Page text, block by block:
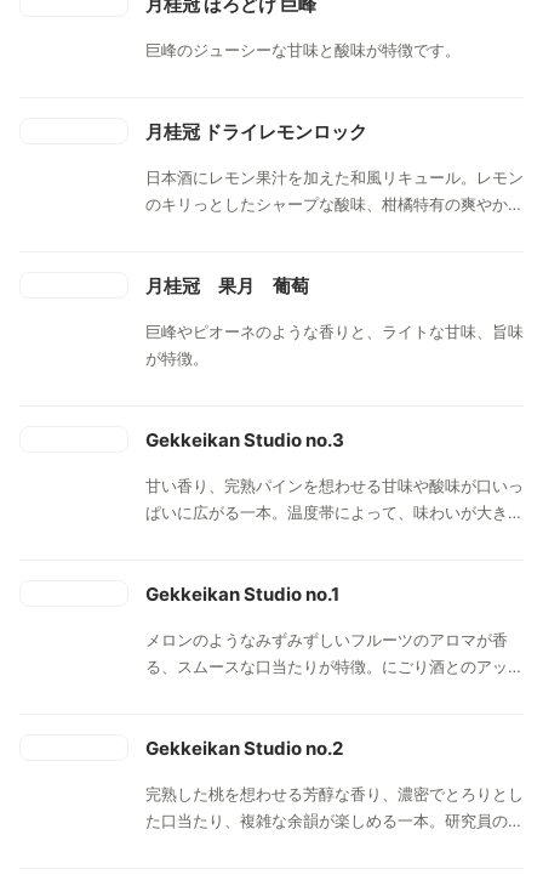
巨峰のジューシーな甘味と酸味が特徴です。
月桂冠 ドライレモンロック
日本酒にレモン果汁を加えた和風リキュール。レモン
のキリっとしたシャープな酸味、柑橘特有の爽やかで
8％とし、甘さを控えた軽快な味わいに整えました。
月桂冠 果月 葡萄
巨峰やピオーネのような香りと、ライトな甘味、旨味
が特徴。
Gekkeikan Studio no.3
甘い香り、完熟パインを想わせる甘味や酸味が口いっ
ぱいに広がる一本。温度帯によって、味わいが大きく
ベリーのような味わい。少し温めるとオレンジピール
一本。
Gekkeikan Studio no.1
メロンのようなみずみずしいフルーツのアロマが香
る、スムースな口当たりが特徴。にごり酒とのアッサ
Gekkeikan Studio no.2
完熟した桃を想わせる芳醇な香り、濃密でとろりとし
た口当たり、複雑な余韻が楽しめる一本。研究員のア